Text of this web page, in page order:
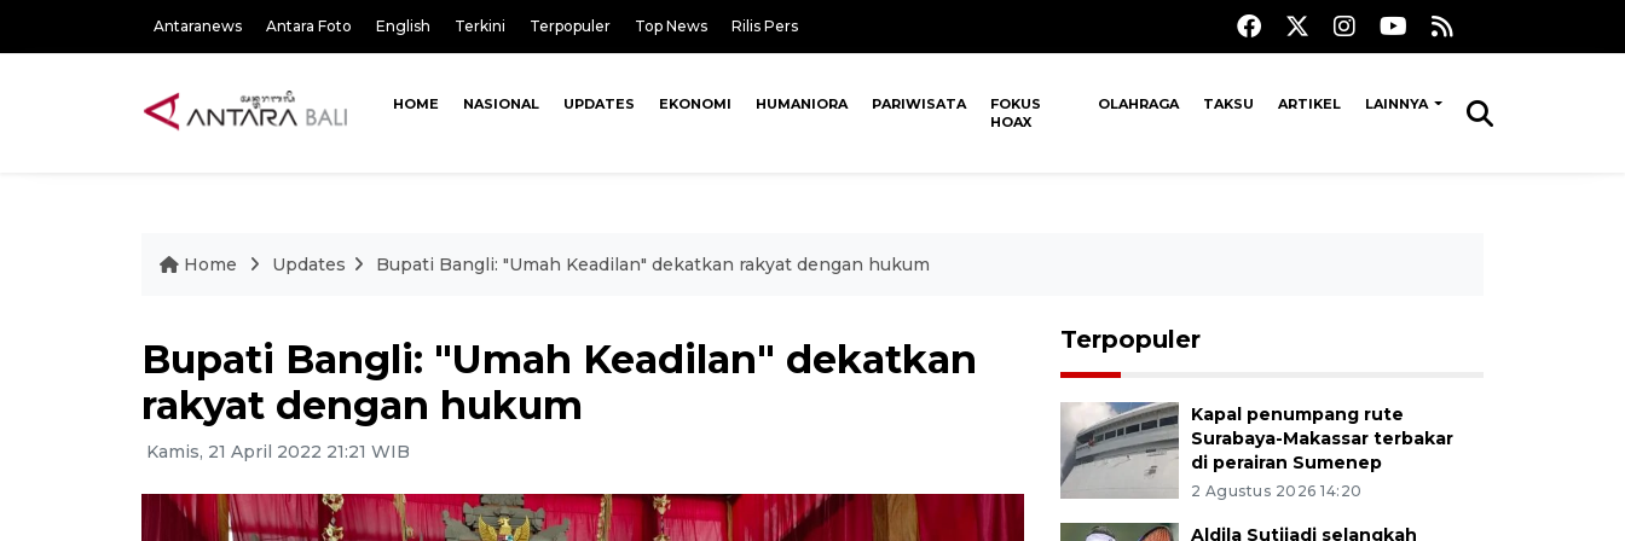
Antaranews Antara Foto English Terkini Terpopuler Top News Rilis Pers
HOME NASIONAL UPDATES EKONOMI HUMANIORA PARIWISATA
FOKUS
HOAX
OLAHRAGA TAKSU ARTIKEL LAINNYA
Home Updates Bupati Bangli: "Umah Keadilan" dekatkan rakyat dengan hukum
Bupati Bangli: "Umah Keadilan" dekatkan
rakyat dengan hukum
Kamis, 21 April 2022 21:21 WIB
Terpopuler
Kapal penumpang rute
Surabaya-Makassar terbakar
di perairan Sumenep
2 Agustus 2026 14:20
Aldila Sutjiadi selangkah